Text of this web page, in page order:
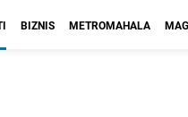
BIZNIS METROMAHALA